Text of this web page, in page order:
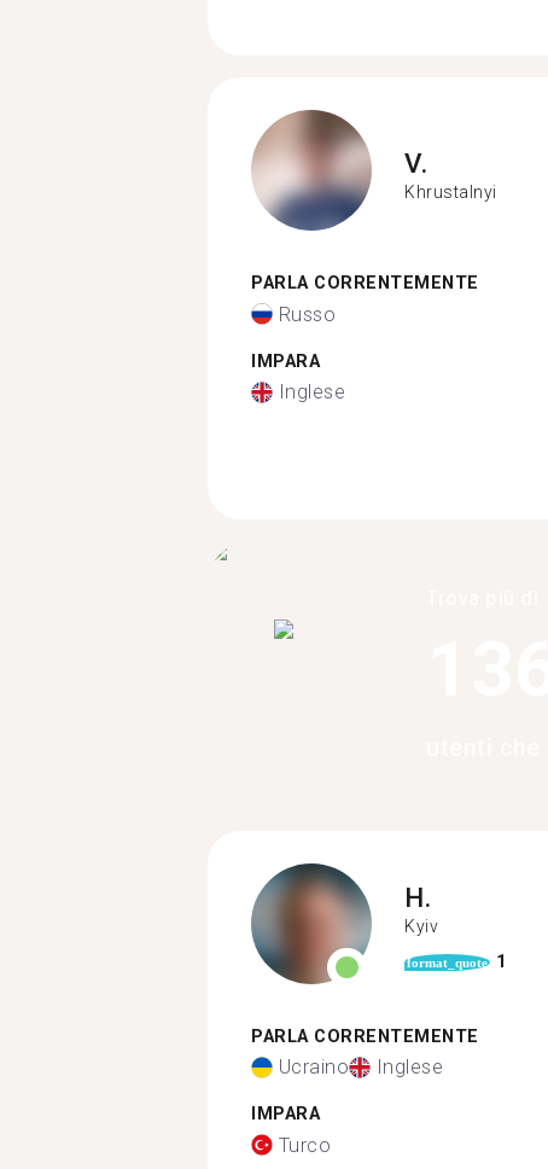
V.
Khrustalnyi
PARLA CORRENTEMENTE
Russo
IMPARA
Inglese
H.
Kyiv
format_quote 1
PARLA CORRENTEMENTE
Ucraino Inglese
IMPARA
Turco